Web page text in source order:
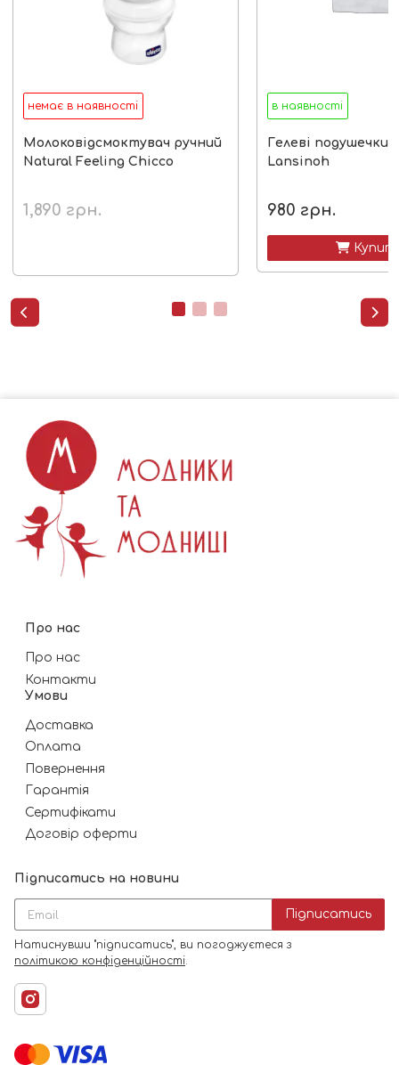
немає в наявності
Молоковідсмоктувач ручний
Natural Feeling Chicco
1,890 грн.
в наявності
Гелеві подушечки
Lansinoh
980 грн.

 
Про нас
Про нас
Контакти
Умови
Доставка
Оплата
Повернення
Гарантія
Сертифікати
Договір оферти
Підписатись на новини
Підписатись
Натиснувши "підписатись", ви погоджуєтеся з
політикою конфіденційності.